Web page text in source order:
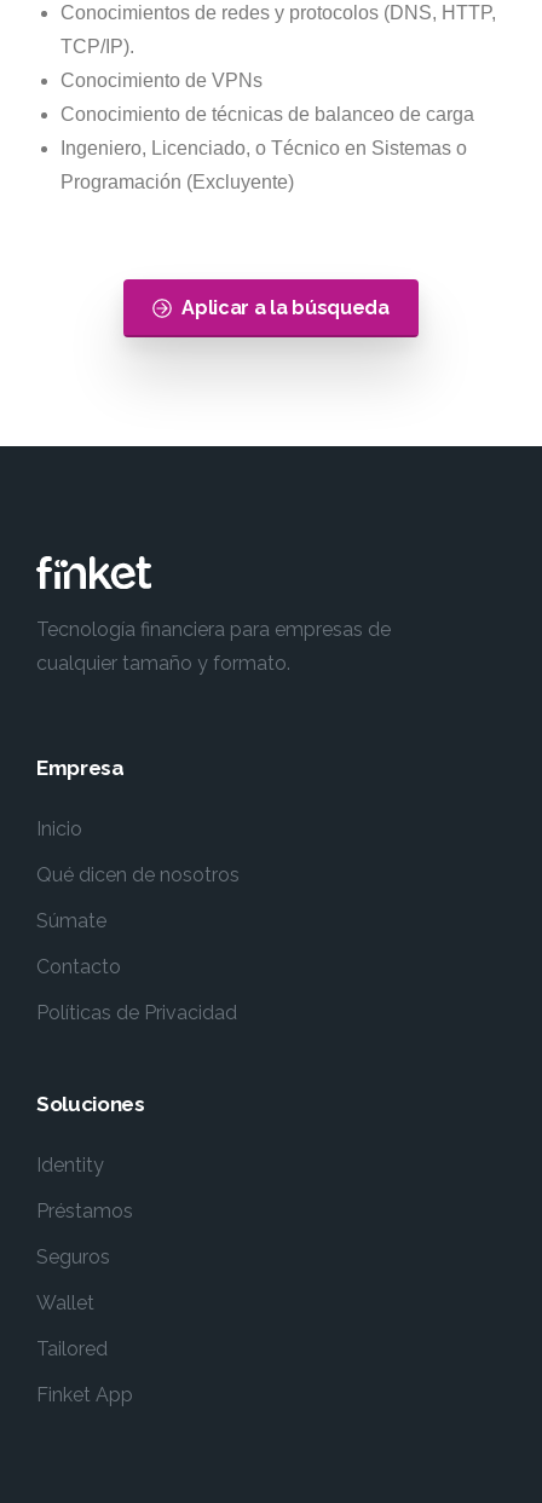
Conocimientos de redes y protocolos (DNS, HTTP,
TCP/IP).
Conocimiento de VPNs
Conocimiento de técnicas de balanceo de carga
Ingeniero, Licenciado, o Técnico en Sistemas o
Programación (Excluyente)
Aplicar a la búsqueda
Tecnología financiera para empresas de
cualquier tamaño y formato.
Empresa
Inicio
Qué dicen de nosotros
Súmate
Contacto
Políticas de Privacidad
Soluciones
Identity
Préstamos
Seguros
Wallet
Tailored
Finket App